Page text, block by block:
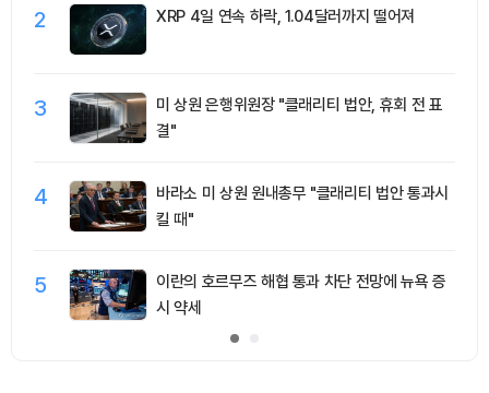
2 XRP 4일 연속 하락, 1.04달러까지 떨어져
3
미 상원 은행위원장 "클래리티 법안, 휴회 전 표
결"
4
바라소 미 상원 원내총무 "클래리티 법안 통과시
킬 때"
5
이란의 호르무즈 해협 통과 차단 전망에 뉴욕 증
시 약세